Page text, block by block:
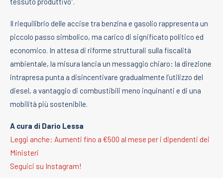
Il riequilibrio delle accise tra benzina e gasolio rappresenta un
piccolo passo simbolico, ma carico di significato politico ed
economico. In attesa di riforme strutturali sulla fiscalità
ambientale, la misura lancia un messaggio chiaro: la direzione
intrapresa punta a disincentivare gradualmente l’utilizzo del
diesel, a vantaggio di combustibili meno inquinanti e di una
mobilità più sostenibile.
A cura di Dario Lessa
Leggi anche: Aumenti fino a €500 al mese per i dipendenti dei
Ministeri
Seguici su Instagram!